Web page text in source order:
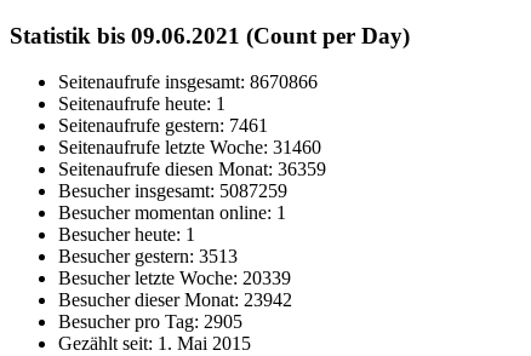
Statistik bis 09.06.2021 (Count per Day)
Seitenaufrufe insgesamt: 8670866
Seitenaufrufe heute: 1
Seitenaufrufe gestern: 7461
Seitenaufrufe letzte Woche: 31460
Seitenaufrufe diesen Monat: 36359
Besucher insgesamt: 5087259
Besucher momentan online: 1
Besucher heute: 1
Besucher gestern: 3513
Besucher letzte Woche: 20339
Besucher dieser Monat: 23942
Besucher pro Tag: 2905
Gezählt seit: 1. Mai 2015